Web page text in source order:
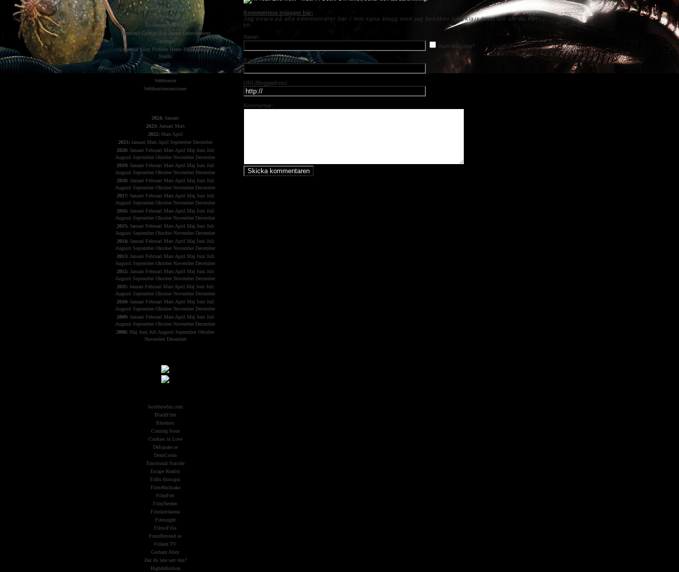
Kommentera inlägget här:
Jag svara på alla kommentarer här i min egna blogg men jag besöker självklart även din om du har
en.
Namn:
Kom ihåg mig?
E-postadress (publiceras ej):
URL/Bloggadress:
Kommentar:
Trailer, Promo and Poster
TriArt Film
Tv-Serierecensioner
Twentieth Century Fox Home Entertainment
Tävlingar
Universal Sony Pictures Home Entertainment
Nordic
VoD
Warner Bros.
Webbserier
Webbserierecensioner
2024: Januari
2023: Januari Mars
2022: Mars April
2021: Januari Mars April September December
2020: Januari Februari Mars April Maj Juni Juli
Augusti September Oktober November December
2019: Januari Februari Mars April Maj Juni Juli
Augusti September Oktober November December
2018: Januari Februari Mars April Maj Juni Juli
Augusti September Oktober November December
2017: Januari Februari Mars April Maj Juni Juli
Augusti September Oktober November December
2016: Januari Februari Mars April Maj Juni Juli
Augusti September Oktober November December
2015: Januari Februari Mars April Maj Juni Juli
Augusti September Oktober November December
2014: Januari Februari Mars April Maj Juni Juli
Augusti September Oktober November December
2013: Januari Februari Mars April Maj Juni Juli
Augusti September Oktober November December
2012: Januari Februari Mars April Maj Juni Juli
Augusti September Oktober November December
2011: Januari Februari Mars April Maj Juni Juli
Augusti September Oktober November December
2010: Januari Februari Mars April Maj Juni Juli
Augusti September Oktober November December
2009: Januari Februari Mars April Maj Juni Juli
Augusti September Oktober November December
2008: Maj Juni Juli Augusti September Oktober
November December
AceShowbiz.com
BlackFilm
Blushots
Coming Soon
Cookies in Love
Deliquate.se
DomCoola
Emotional Suicide
Escape Reality
Fiffis filmtajm
Film4fucksake
FilmFett
FilmNerden
Filmkritikerna
Filmnight
FilmoFilia
FromBeyond.se
Fröken TV
Gotham Alley
Har du inte sett den?
Highdefinition